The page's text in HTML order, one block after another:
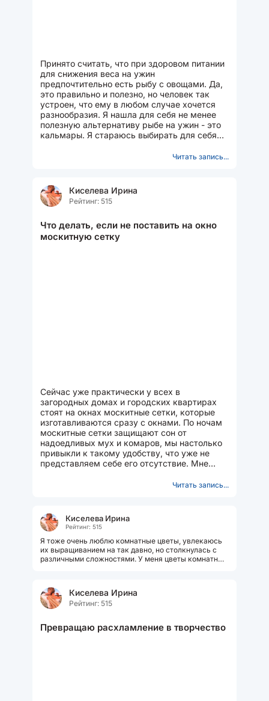
Принято считать, что при здоровом питании
для снижения веса на ужин
предпочтительно есть рыбу с овощами. Да,
это правильно и полезно, но человек так
устроен, что ему в любом случае хочется
разнообразия. Я нашла для себя не менее
полезную альтернативу рыбе на ужин - это
кальмары. Я стараюсь выбирать для себя
Читать запись...
Киселева Ирина
Рейтинг: 515
Что делать, если не поставить на окно
москитную сетку
Сейчас уже практически у всех в
загородных домах и городских квартирах
стоят на окнах москитные сетки, которые
изготавливаются сразу с окнами. По ночам
москитные сетки защищают сон от
надоедливых мух и комаров, мы настолько
привыкли к такому удобству, что уже не
представляем себе его отсутствие. Мне
Читать запись...
Киселева Ирина
Рейтинг: 515
Я тоже очень люблю комнатные цветы, увлекаюсь
их выращиванием на так давно, но столкнулась с
различными сложностями. У меня цветы комнатные
Киселева Ирина
Рейтинг: 515
Превращаю расхламление в творчество